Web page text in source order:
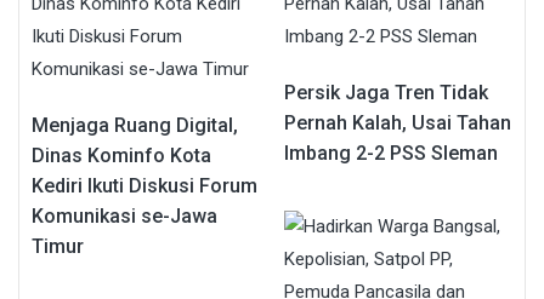
Menjaga Ruang Digital,
Dinas Kominfo Kota
Kediri Ikuti Diskusi Forum
Komunikasi se-Jawa
Timur
Persik Jaga Tren Tidak
Pernah Kalah, Usai Tahan
Imbang 2-2 PSS Sleman